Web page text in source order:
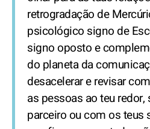
retrogradação de
psicológico signo de
signo oposto e
do planeta da
desacelerar e revisar
as pessoas ao teu
parceiro ou com os teus